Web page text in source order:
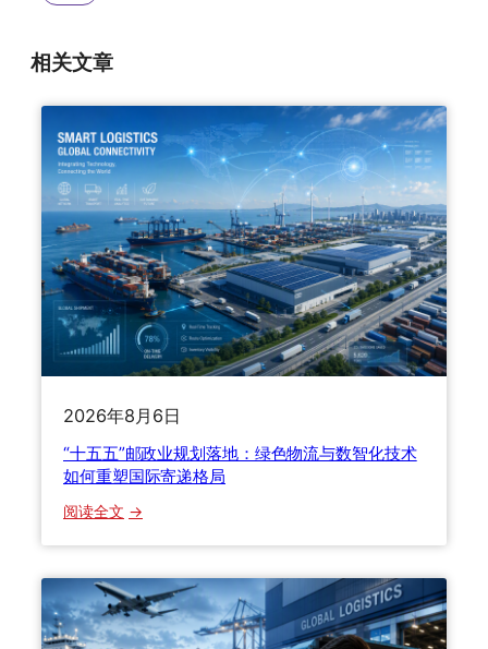
相关文章
2026年8月6日
“十五五”邮政业规划落地：绿色物流与数智化技术
如何重塑国际寄递格局
阅读全文 ：
五
五
”